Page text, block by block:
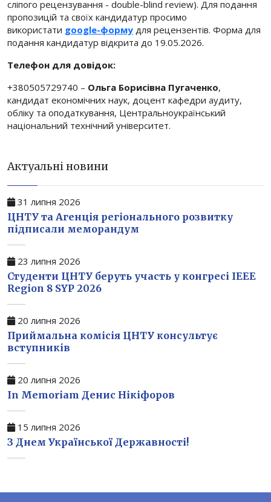
сліпого рецензування - double-blind review). Для подання
пропозицій та своїх кандидатур просимо
використати google-форму для рецензентів. Форма для
подання кандидатур відкрита до 19.05.2026.
Телефон для довідок:
+380505729740 – Ольга Борисівна Пугаченко,
кандидат економічних наук, доцент кафедри аудиту,
обліку та оподаткування, Центральноукраїнський
національний технічний університет.
Актуальні новини
31 липня 2026
ЦНТУ та Агенція регіонального розвитку
підписали меморандум
23 липня 2026
Студенти ЦНТУ беруть участь у конгресі IEEE
Region 8 SYP 2026
20 липня 2026
Приймальна комісія ЦНТУ консультує
вступників
20 липня 2026
In Memoriam Денис Нікіфоров
15 липня 2026
З Днем Української Державності!